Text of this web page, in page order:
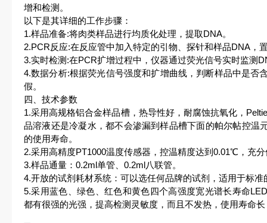
增和检测。
以下是其详细的工作步骤：
1.样品准备:将肉类样品进行均质化处理，提取DNA。
2.PCR反应:在反应管中加入特定的引物、探针和样品DNA，
3.实时检测:在PCR扩增过程中，仪器通过荧光信号实时监测
4.数据分析:根据荧光信号强度和扩增曲线，判断样品中是否
假。
四、技术参数
1.采用高规格铝合金样品槽，热导性好，耐腐蚀抗氧化，
品溶液还是冷凝水，都不会渗漏到样品槽下面的帕尔帖控温
的使用寿命。
2.采用高精度PT1000温度传感器，控温精度达到0.01℃，充
3.样品通量：0.2ml单管、0.2ml八联管。
4.开放的试剂耗材系统：可以选任何品牌的试剂，适用于标
5.采用蓝色、绿色、红色和黄色四个高强度宽光谱长寿命
都有很强的光强，提高检测灵敏度，而且不发热，使用寿命